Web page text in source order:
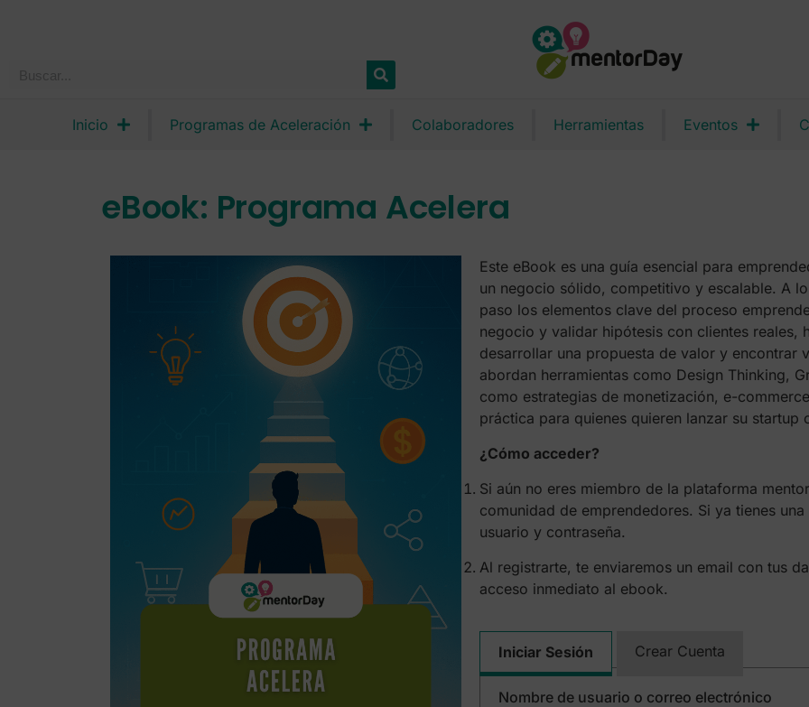
Inicio Programas de Aceleración Colaboradores Herramientas Eventos
eBook: Programa Acelera
Este eBook es una guía esencial para
un negocio sólido, competitivo y escalable. A
paso los elementos clave del proceso
negocio y validar hipótesis con clientes reales,
desarrollar una propuesta de valor y encontrar
abordan herramientas como Design Thinking,
como estrategias de monetización, e-
práctica para quienes quieren lanzar su
¿Cómo acceder?
Si aún no eres miembro de la plataforma
comunidad de emprendedores. Si ya tienes
usuario y contraseña.
Al registrarte, te enviaremos un email con tus
acceso inmediato al ebook.
Iniciar Sesión Crear Cuenta
Nombre de usuario o correo electrónico